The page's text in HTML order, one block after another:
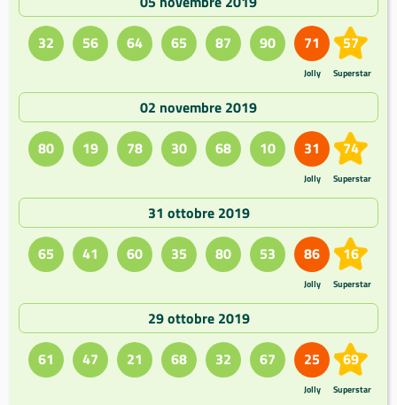
32
56 64 65 87 90 71
Jolly
57
Superstar
02 novembre 2019
80
19 78 30 68 10 31
Jolly
74
Superstar
31 ottobre 2019
65
41 60 35 80 53 86
Jolly
16
Superstar
29 ottobre 2019
61
47 21 68 32 67 25
Jolly
69
Superstar